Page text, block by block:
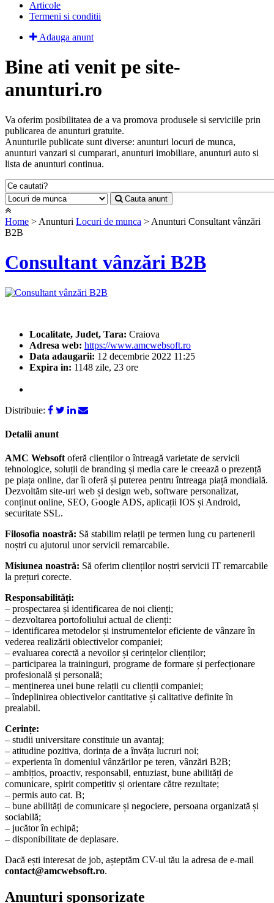
Articole
Termeni si conditii
Adauga anunt
Bine ati venit pe site-
anunturi.ro
Va oferim posibilitatea de a va promova produsele si serviciile prin
publicarea de anunturi gratuite.
Anunturile publicate sunt diverse: anunturi locuri de munca,
anunturi vanzari si cumparari, anunturi imobiliare, anunturi auto si
lista de anunturi continua.
Cauta anunt
Home > Anunturi Locuri de munca > Anunturi Consultant vânzări
B2B
Consultant vânzări B2B
Localitate, Judet, Tara: Craiova
Adresa web: https://www.amcwebsoft.ro
Data adaugarii: 12 decembrie 2022 11:25
Expira in: 1148 zile, 23 ore
Distribuie:
Detalii anunt
AMC Websoft oferă clienților o întreagă varietate de servicii
tehnologice, soluții de branding și media care le creează o prezență
pe piața online, dar îi oferă și puterea pentru întreaga piață mondială.
Dezvoltăm site-uri web și design web, software personalizat,
conținut online, SEO, Google ADS, aplicații IOS și Android,
securitate SSL.
Filosofia noastră: Să stabilim relații pe termen lung cu partenerii
noștri cu ajutorul unor servicii remarcabile.
Misiunea noastră: Să oferim clienților noștri servicii IT remarcabile
la prețuri corecte.
Responsabilități:
– prospectarea și identificarea de noi clienți;
– dezvoltarea portofoliului actual de clienți:
– identificarea metodelor și instrumentelor eficiente de vânzare în
vederea realizării obiectivelor companiei;
– evaluarea corectă a nevoilor și cerințelor clienților;
– participarea la traininguri, programe de formare și perfecționare
profesională și personală;
– menținerea unei bune relații cu clienții companiei;
– îndeplinirea obiectivelor cantitative și calitative definite în
prealabil.
Cerințe:
– studii universitare constituie un avantaj;
– atitudine pozitiva, dorința de a învăța lucruri noi;
– experienta în domeniul vânzărilor pe teren, vânzări B2B;
– ambițios, proactiv, responsabil, entuziast, bune abilități de
comunicare, spirit competitiv și orientare către rezultate;
– permis auto cat. B;
– bune abilități de comunicare și negociere, persoana organizată și
sociabilă;
– jucător în echipă;
– disponibilitate de deplasare.
Dacă ești interesat de job, așteptăm CV-ul tău la adresa de e-mail
contact@amcwebsoft.ro.
Anunturi sponsorizate